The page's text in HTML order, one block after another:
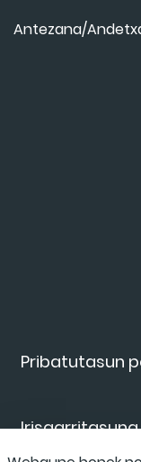
Pribatutasun
Irisgarritasuna
Antezana/